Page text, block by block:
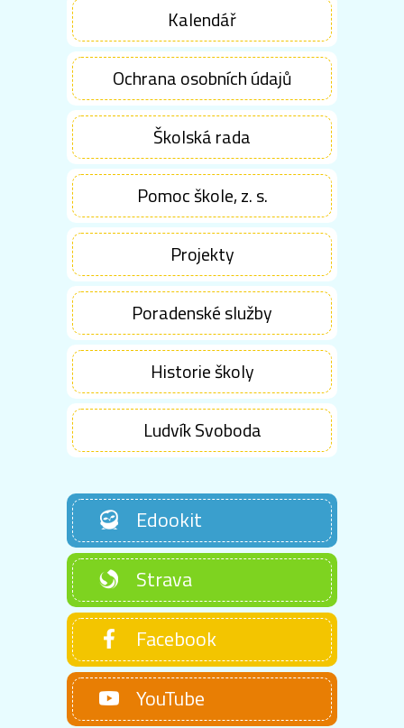
Kalendář
Ochrana osobních údajů
Školská rada
Pomoc škole, z. s.
Projekty
Poradenské služby
Historie školy
Ludvík Svoboda
Edookit
Strava
Facebook
YouTube